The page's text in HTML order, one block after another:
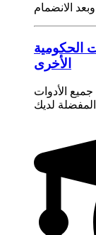
الانضمام
الحكومية
الأخرى
الأدوات
المفضلة لديك